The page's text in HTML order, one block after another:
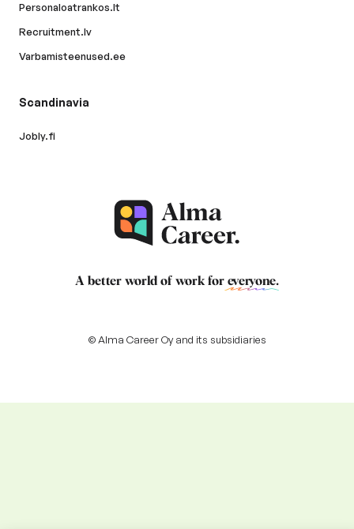
Personaloatrankos.lt
Recruitment.lv
Varbamisteenused.ee
Scandinavia
Jobly.fi
A better world of work for everyone.
© Alma Career Oy and its subsidiaries